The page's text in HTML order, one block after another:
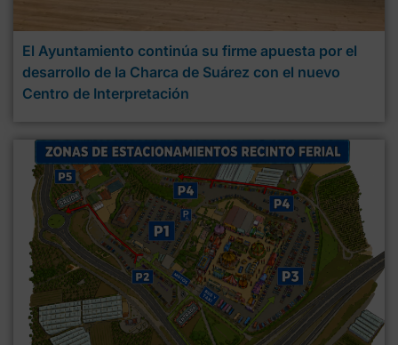
El Ayuntamiento continúa su firme apuesta por el
desarrollo de la Charca de Suárez con el nuevo
Centro de Interpretación